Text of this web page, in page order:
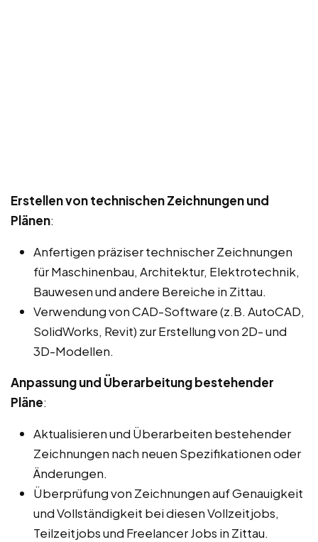
Erstellen von technischen Zeichnungen und
Plänen:
Anfertigen präziser technischer Zeichnungen
für Maschinenbau, Architektur, Elektrotechnik,
Bauwesen und andere Bereiche in Zittau.
Verwendung von CAD-Software (z.B. AutoCAD,
SolidWorks, Revit) zur Erstellung von 2D- und
3D-Modellen.
Anpassung und Überarbeitung bestehender
Pläne:
Aktualisieren und Überarbeiten bestehender
Zeichnungen nach neuen Spezifikationen oder
Änderungen.
Überprüfung von Zeichnungen auf Genauigkeit
und Vollständigkeit bei diesen Vollzeitjobs,
Teilzeitjobs und Freelancer Jobs in Zittau.